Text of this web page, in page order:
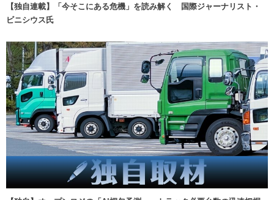
【独自連載】「今そこにある危機」を読み解く 国際ジャーナリスト・
ビニシウス氏